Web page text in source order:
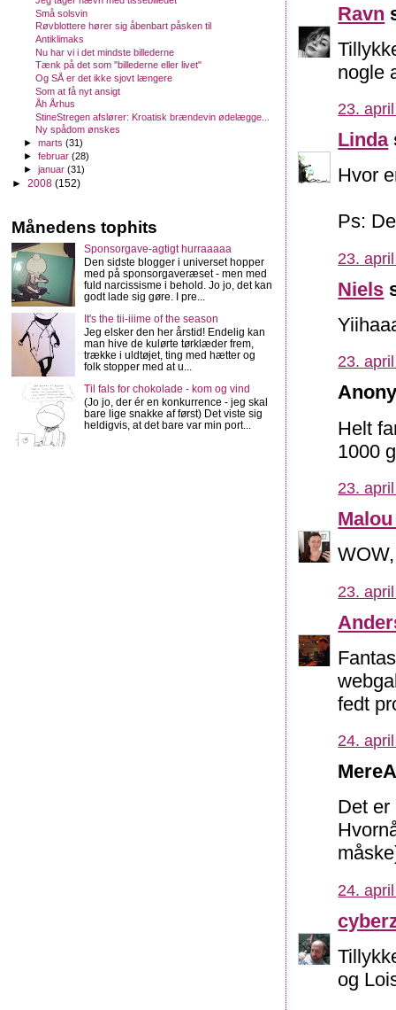
Ravn
nogle
23.
Linda
Hvor
Ps:
23.
Niels
23.
Helt
1000
23.
23.
fedt
24.
Det er
24.
og
Små solsvin
Røvblottere hører sig åbenbart påsken til
Antiklimaks
Nu har vi i det mindste billederne
Tænk på det som "billederne eller livet"
Og SÅ er det ikke sjovt længere
Som at få nyt ansigt
Åh Århus
StineStregen afslører: Kroatisk brændevin ødelægge...
Ny spådom ønskes
►marts(31)
►februar(28)
►januar(31)
► 2008 (152)
Månedens tophits
Sponsorgave-agtigt hurraaaaa
Den sidste blogger i universet hopper
med på sponsorgaveræset - men med
fuld narcissisme i behold. Jo jo, det kan
godt lade sig gøre. I pre...
It's the tii-iiime of the season
Jeg elsker den her årstid! Endelig kan
man hive de kulørte tørklæder frem,
trække i uldtøjet, ting med hætter og
folk stopper med at u...
Til fals for chokolade - kom og vind
(Jo jo, der ér en konkurrence - jeg skal
bare lige snakke af først) Det viste sig
heldigvis, at det bare var min port...